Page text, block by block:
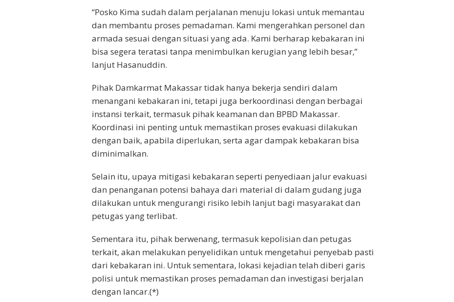
“Posko Kima sudah dalam perjalanan menuju lokasi untuk memantau
dan membantu proses pemadaman. Kami mengerahkan personel dan
armada sesuai dengan situasi yang ada. Kami berharap kebakaran ini
bisa segera teratasi tanpa menimbulkan kerugian yang lebih besar,”
lanjut Hasanuddin.
Pihak Damkarmat Makassar tidak hanya bekerja sendiri dalam
menangani kebakaran ini, tetapi juga berkoordinasi dengan berbagai
instansi terkait, termasuk pihak keamanan dan BPBD Makassar.
Koordinasi ini penting untuk memastikan proses evakuasi dilakukan
dengan baik, apabila diperlukan, serta agar dampak kebakaran bisa
diminimalkan.
Selain itu, upaya mitigasi kebakaran seperti penyediaan jalur evakuasi
dan penanganan potensi bahaya dari material di dalam gudang juga
dilakukan untuk mengurangi risiko lebih lanjut bagi masyarakat dan
petugas yang terlibat.
Sementara itu, pihak berwenang, termasuk kepolisian dan petugas
terkait, akan melakukan penyelidikan untuk mengetahui penyebab pasti
dari kebakaran ini. Untuk sementara, lokasi kejadian telah diberi garis
polisi untuk memastikan proses pemadaman dan investigasi berjalan
dengan lancar.(*)